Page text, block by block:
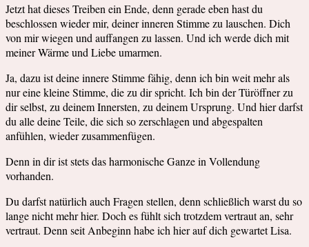
Jetzt hat dieses Treiben ein Ende, denn gerade eben hast du
beschlossen wieder mir, deiner inneren Stimme zu lauschen. Dich
von mir wiegen und auffangen zu lassen. Und ich werde dich mit
meiner Wärme und Liebe umarmen.
Ja, dazu ist deine innere Stimme fähig, denn ich bin weit mehr als
nur eine kleine Stimme, die zu dir spricht. Ich bin der Türöffner zu
dir selbst, zu deinem Innersten, zu deinem Ursprung. Und hier darfst
du alle deine Teile, die sich so zerschlagen und abgespalten
anfühlen, wieder zusammenfügen.
Denn in dir ist stets das harmonische Ganze in Vollendung
vorhanden.
Du darfst natürlich auch Fragen stellen, denn schließlich warst du so
lange nicht mehr hier. Doch es fühlt sich trotzdem vertraut an, sehr
vertraut. Denn seit Anbeginn habe ich hier auf dich gewartet Lisa.